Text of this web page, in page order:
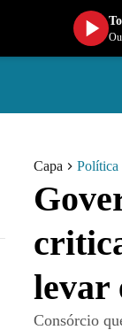
Capa Política
levar
Consórcio